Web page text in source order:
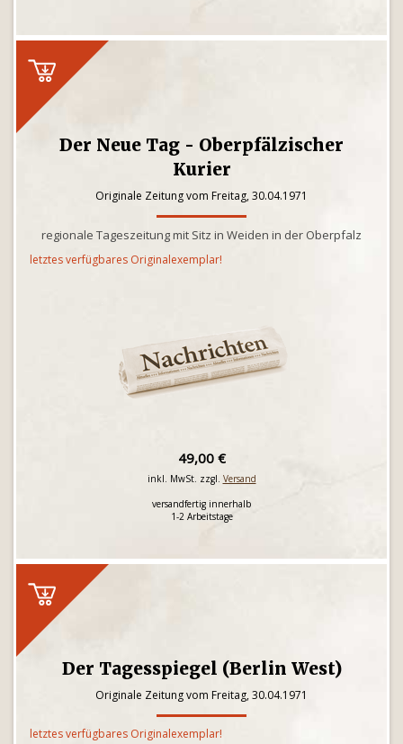
Der Neue Tag - Oberpfälzischer
Kurier
Originale Zeitung vom Freitag, 30.04.1971
regionale Tageszeitung mit Sitz in Weiden in der Oberpfalz
letztes verfügbares Originalexemplar!
49,00 €
inkl. MwSt. zzgl. Versand
versandfertig innerhalb
1-2 Arbeitstage
Der Tagesspiegel (Berlin West)
Originale Zeitung vom Freitag, 30.04.1971
letztes verfügbares Originalexemplar!